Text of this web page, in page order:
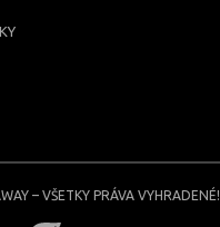
– VŠETKY PRÁVA VYHRADENÉ!